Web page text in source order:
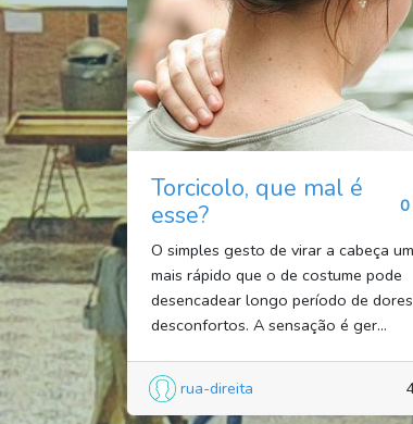
Torcicolo, que mal é
esse?
0
O simples gesto de virar a cabeça
mais rápido que o de costume pode
desencadear longo período de
desconfortos. A sensação é ger...
rua-direita